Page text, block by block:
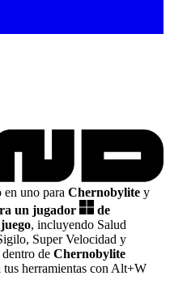
uno para Chernobylite y
un jugador
de
, incluyendo Salud
Super Velocidad y
de Chernobylite
tus herramientas con Alt+W